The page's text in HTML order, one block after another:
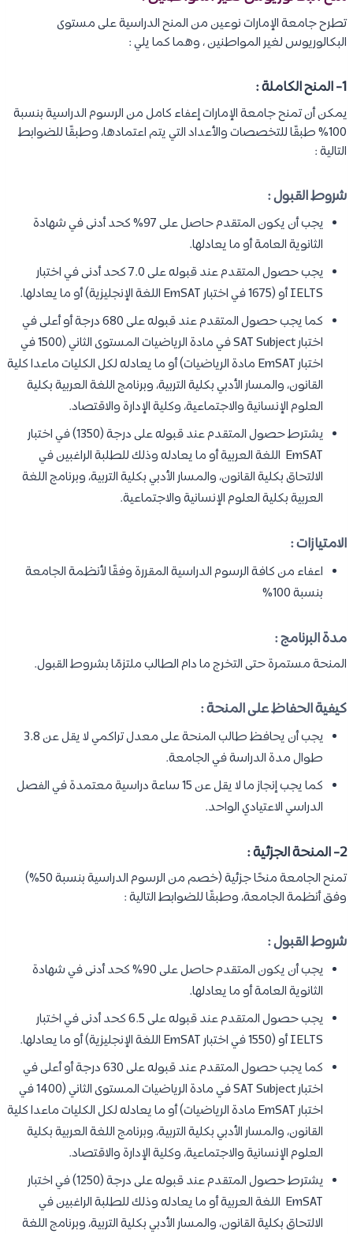
تطرح جامعة الإمارات نوعين من المنح الدراسية على مستوى
البكالوريوس لغير المواطنين ، وهما كما يلي :
1- المنح الكاملة :
يمكن أن تمنح جامعة الإمارات إعفاء كامل من الرسوم الدراسية بنسبة
100% طبقًا للتخصصات والأعداد التي يتم اعتمادها، وطبقًا للضوابط
التالية :
شروط القبول :
يجب أن يكون المتقدم حاصل على 97% كحد أدنى في شهادة
الثانوية العامة أو ما يعادلها.
يجب حصول المتقدم عند قبوله على 7.0 كحد أدنى في اختبار
IELTS أو (1675 في اختبار EmSAT اللغة الإنجليزية) أو ما يعادلها.
كما يجب حصول المتقدم عند قبوله على 680 درجة أو أعلى في
اختبار SAT Subject في مادة الرياضيات المستوى الثاني (1500 في
اختبار EmSAT مادة الرياضيات) أو ما يعادله لكل الكليات ماعدا كلية
القانون، والمسار الأدبي بكلية التربية، وبرنامج اللغة العربية بكلية
العلوم الإنسانية والاجتماعية، وكلية الإدارة والاقتصاد.
يشترط حصول المتقدم عند قبوله على درجة (1350) في اختبار
EmSAT اللغة العربية أو ما يعادله وذلك للطلبة الراغبين في
الالتحاق بكلية القانون، والمسار الأدبي بكلية التربية، وبرنامج اللغة
العربية بكلية العلوم الإنسانية والاجتماعية.
الامتيازات :
اعفاء من كافة الرسوم الدراسية المقررة وفقًا لأنظمة الجامعة
بنسبة 100%
مدة البرنامج :
المنحة مستمرة حتى التخرج ما دام الطالب ملتزمًا بشروط القبول.
كيفية الحفاظ على المنحة :
يجب أن يحافظ طالب المنحة على معدل تراكمي لا يقل عن 3.8
طوال مدة الدراسة في الجامعة.
كما يجب إنجاز ما لا يقل عن 15 ساعة دراسية معتمدة في الفصل
الدراسي الاعتيادي الواحد.
2- المنحة الجزئية :
تمنح الجامعة منحًا جزئية (خصم من الرسوم الدراسية بنسبة 50%)
وفق أنظمة الجامعة، وطبقًا للضوابط التالية :
شروط القبول :
يجب أن يكون المتقدم حاصل على 90% كحد أدنى في شهادة
الثانوية العامة أو ما يعادلها.
يجب حصول المتقدم عند قبوله على 6.5 كحد أدنى في اختبار
IELTS أو (1550 في اختبار EmSAT اللغة الإنجليزية) أو ما يعادلها.
كما يجب حصول المتقدم عند قبوله على 630 درجة أو أعلى في
اختبار SAT Subject في مادة الرياضيات المستوى الثاني (1400 في
اختبار EmSAT مادة الرياضيات) أو ما يعادله لكل الكليات ماعدا كلية
القانون، والمسار الأدبي بكلية التربية، وبرنامج اللغة العربية بكلية
العلوم الإنسانية والاجتماعية، وكلية الإدارة والاقتصاد.
يشترط حصول المتقدم عند قبوله على درجة (1250) في اختبار
EmSAT اللغة العربية أو ما يعادله وذلك للطلبة الراغبين في
الالتحاق بكلية القانون، والمسار الأدبي بكلية التربية، وبرنامج اللغة